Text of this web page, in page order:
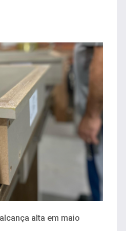
alta em maio